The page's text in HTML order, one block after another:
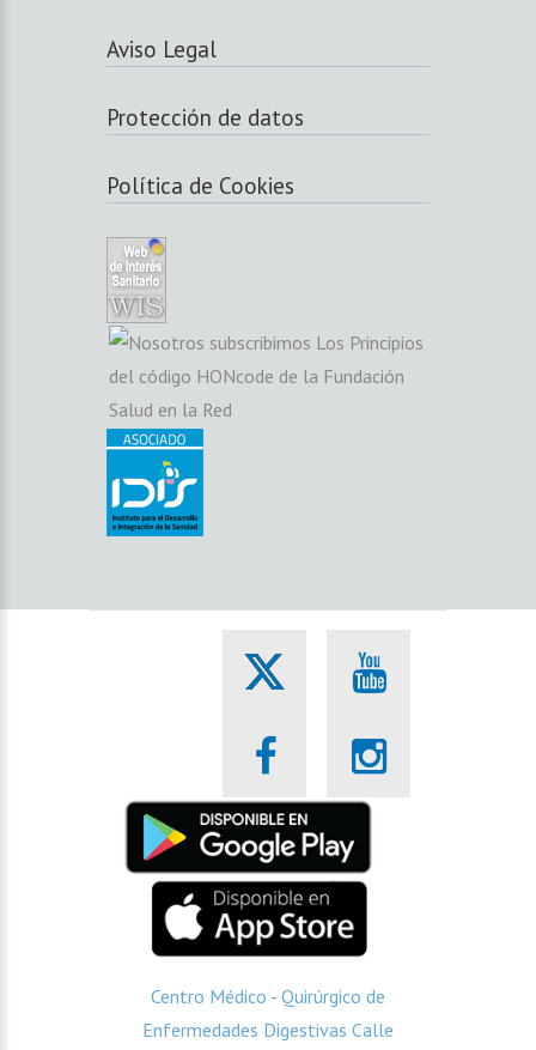
Aviso Legal
Protección de datos
Política de Cookies
Centro Médico - Quirúrgico de
Enfermedades Digestivas Calle